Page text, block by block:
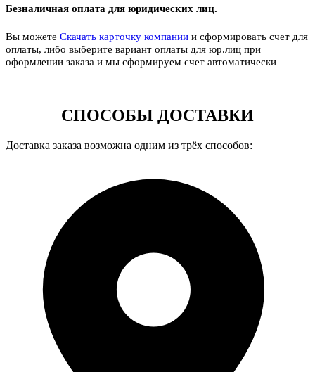
Безналичная оплата для юридических лиц.
Вы можете Скачать карточку компании и сформировать счет для
оплаты, либо выберите вариант оплаты для юр.лиц при
оформлении заказа и мы сформируем счет автоматически
СПОСОБЫ ДОСТАВКИ
Доставка заказа возможна одним из трёх способов: